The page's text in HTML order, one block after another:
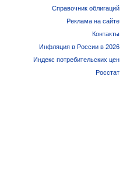
Справочник облигаций
Реклама на сайте
Контакты
Инфляция в России в 2026
Индекс потребительских цен
Росстат